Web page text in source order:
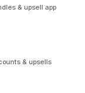
& upsell app
& upsells